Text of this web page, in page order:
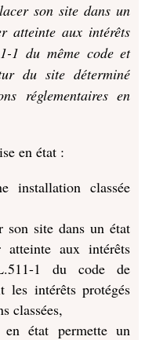
son site dans un
atteinte aux intérêts
1 du même code et
du site déterminé
réglementaires en
en état :
installation classée
son site dans un état
aux intérêts
1 du code de
les intérêts protégés
classées,
état permette un